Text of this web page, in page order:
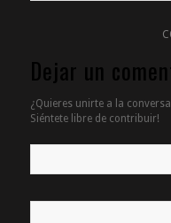
Dejar un
¿Quieres unirte a la
Siéntete libre de contribuir!